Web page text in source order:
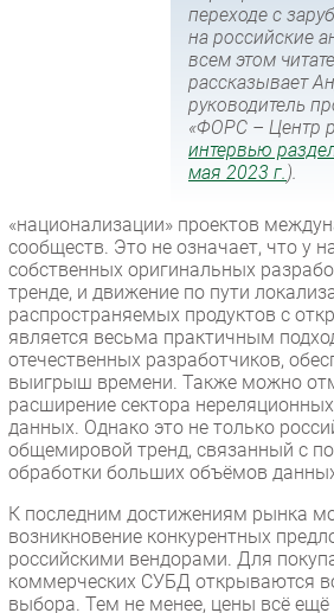
Каталог компаний
переходе с
на российские
всем этом
рассказывает
руководитель
«ФОРС – Центр
интервью
мая 2023 г.).
«национализации» проектов
сообществ. Это не означает, что у
собственных оригинальных
тренде, и движение по пути
распространяемых продуктов с
является весьма практичным
отечественных разработчиков,
выигрыш времени. Также можно
расширение сектора
данных. Однако это не только
общемировой тренд, связанный с
обработки больших объёмов
К последним достижениям рынка
возникновение конкурентных
российскими вендорами. Для
коммерческих СУБД открываются
выбора. Тем не менее, цены всё ещё